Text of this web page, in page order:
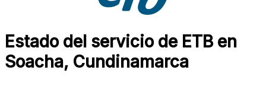
Estado del servicio de ETB en
Soacha, Cundinamarca